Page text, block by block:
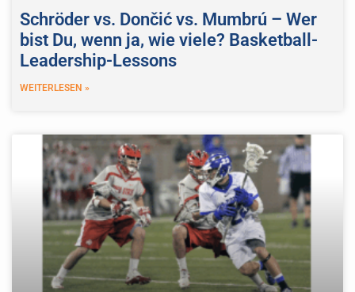
Schröder vs. Dončić vs. Mumbrú – Wer
bist Du, wenn ja, wie viele? Basketball-
Leadership-Lessons
WEITERLESEN »